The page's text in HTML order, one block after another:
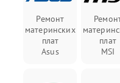
Ремонт
материнских
плат
Asus
плат
MSI